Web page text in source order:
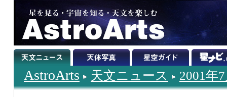
AstroArts 天文ニュース 2001年